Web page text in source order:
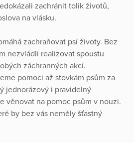
zachránit tolik životů,
na vlásku.
zachraňovat psí životy. Bez
nezvládli realizovat spoustu
záchranných akcí.
pomoci až stovkám psům za
jednorázový i pravidelný
věnovat na pomoc psům v nouzi.
by bez vás neměly šťastný